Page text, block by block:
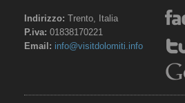
Indirizzo: Trento, Italia
P.iva: 01838170221
Email: info@visitdolomiti.info